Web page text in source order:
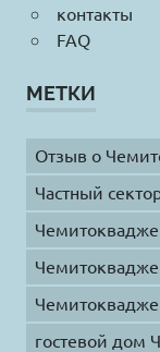
контакты
FAQ
МЕТКИ
Отзыв о
Частный
Чемитоквадже
гостевой дом